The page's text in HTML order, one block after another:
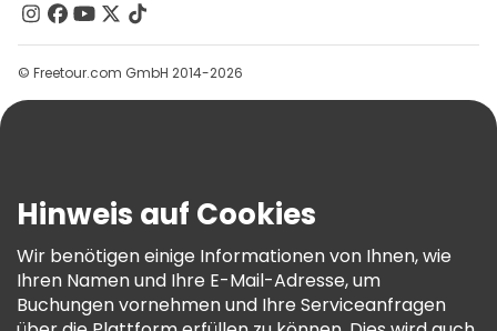
Kontakt
Gruppen
Hilfe
AGB Und Rechtliches
Cookie-Richtlinie
Freetour Auszeichnungen
© Freetour.com GmbH 2014-2026
Hinweis auf Cookies
Wir benötigen einige Informationen von Ihnen, wie
Ihren Namen und Ihre E-Mail-Adresse, um
Buchungen vornehmen und Ihre Serviceanfragen